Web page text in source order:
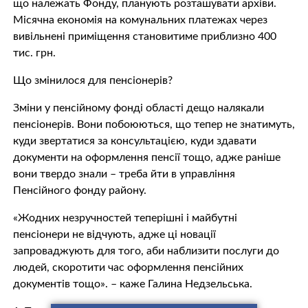
що належать Фонду, планують розташувати архіви.
Місячна економія на комунальних платежах через
вивільнені приміщення становитиме приблизно 400
тис. грн.
Що змінилося для пенсіонерів?
Зміни у пенсійному фонді області дещо налякали
пенсіонерів. Вони побоюються, що тепер не знатимуть,
куди звертатися за консультацією, куди здавати
документи на оформлення пенсії тощо, адже раніше
вони твердо знали – треба йти в управління
Пенсійного фонду району.
«Жодних незручностей теперішні і майбутні
пенсіонери не відчують, адже ці новації
запроваджують для того, аби наблизити послуги до
людей, скоротити час оформлення пенсійних
документів тощо». – каже Галина Недзельська.